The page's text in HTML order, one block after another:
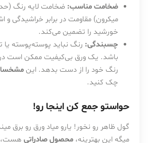
ضخامت مناسب:
خورشید را تضمین می‌کند.
چسبندگی: رنگ نباید پوسته‌پوسته یا
باشد. یک ورق بی‌کیفیت ممکن است
رنگ خود را از دست بدهد. این
چک کنید.
حواستو جمع کن اینجا رو!
گول ظاهر رو نخور! یارو میاد ورق رو برق
میگه این بهترینه، محصول صادراتیهست،